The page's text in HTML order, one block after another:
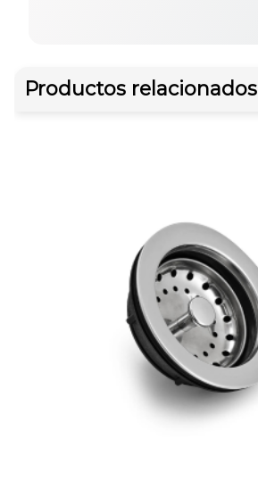
Productos relacionados